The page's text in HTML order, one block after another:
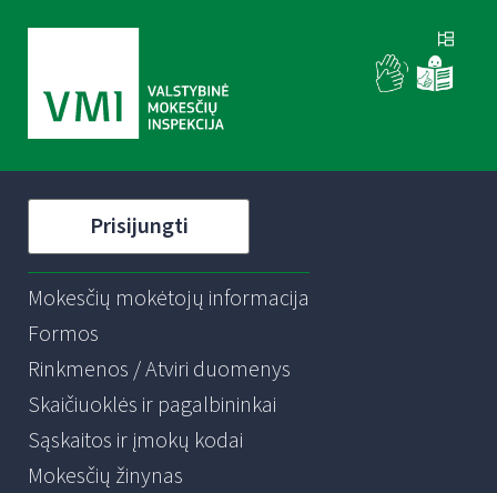
Prisijungti
Mokesčių mokėtojų informacija
Formos
Rinkmenos / Atviri duomenys
Skaičiuoklės ir pagalbininkai
Sąskaitos ir įmokų kodai
Mokesčių žinynas